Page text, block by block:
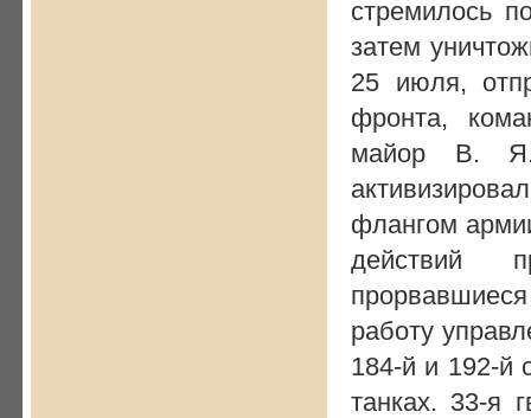
стремилось
затем
25 июля,
фронта,
майор В. Я.
флангом
действий
работу
184-й и 192-й
танках. 33-я